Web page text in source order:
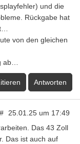
und die
Rückgabe hat
von den gleichen
ab…
Antworten
# 25.01.25 um 17:49
Das 43 Zoll
Das ist auch auf